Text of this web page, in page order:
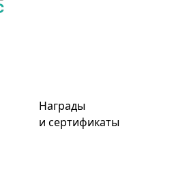
Награды
и сертификаты